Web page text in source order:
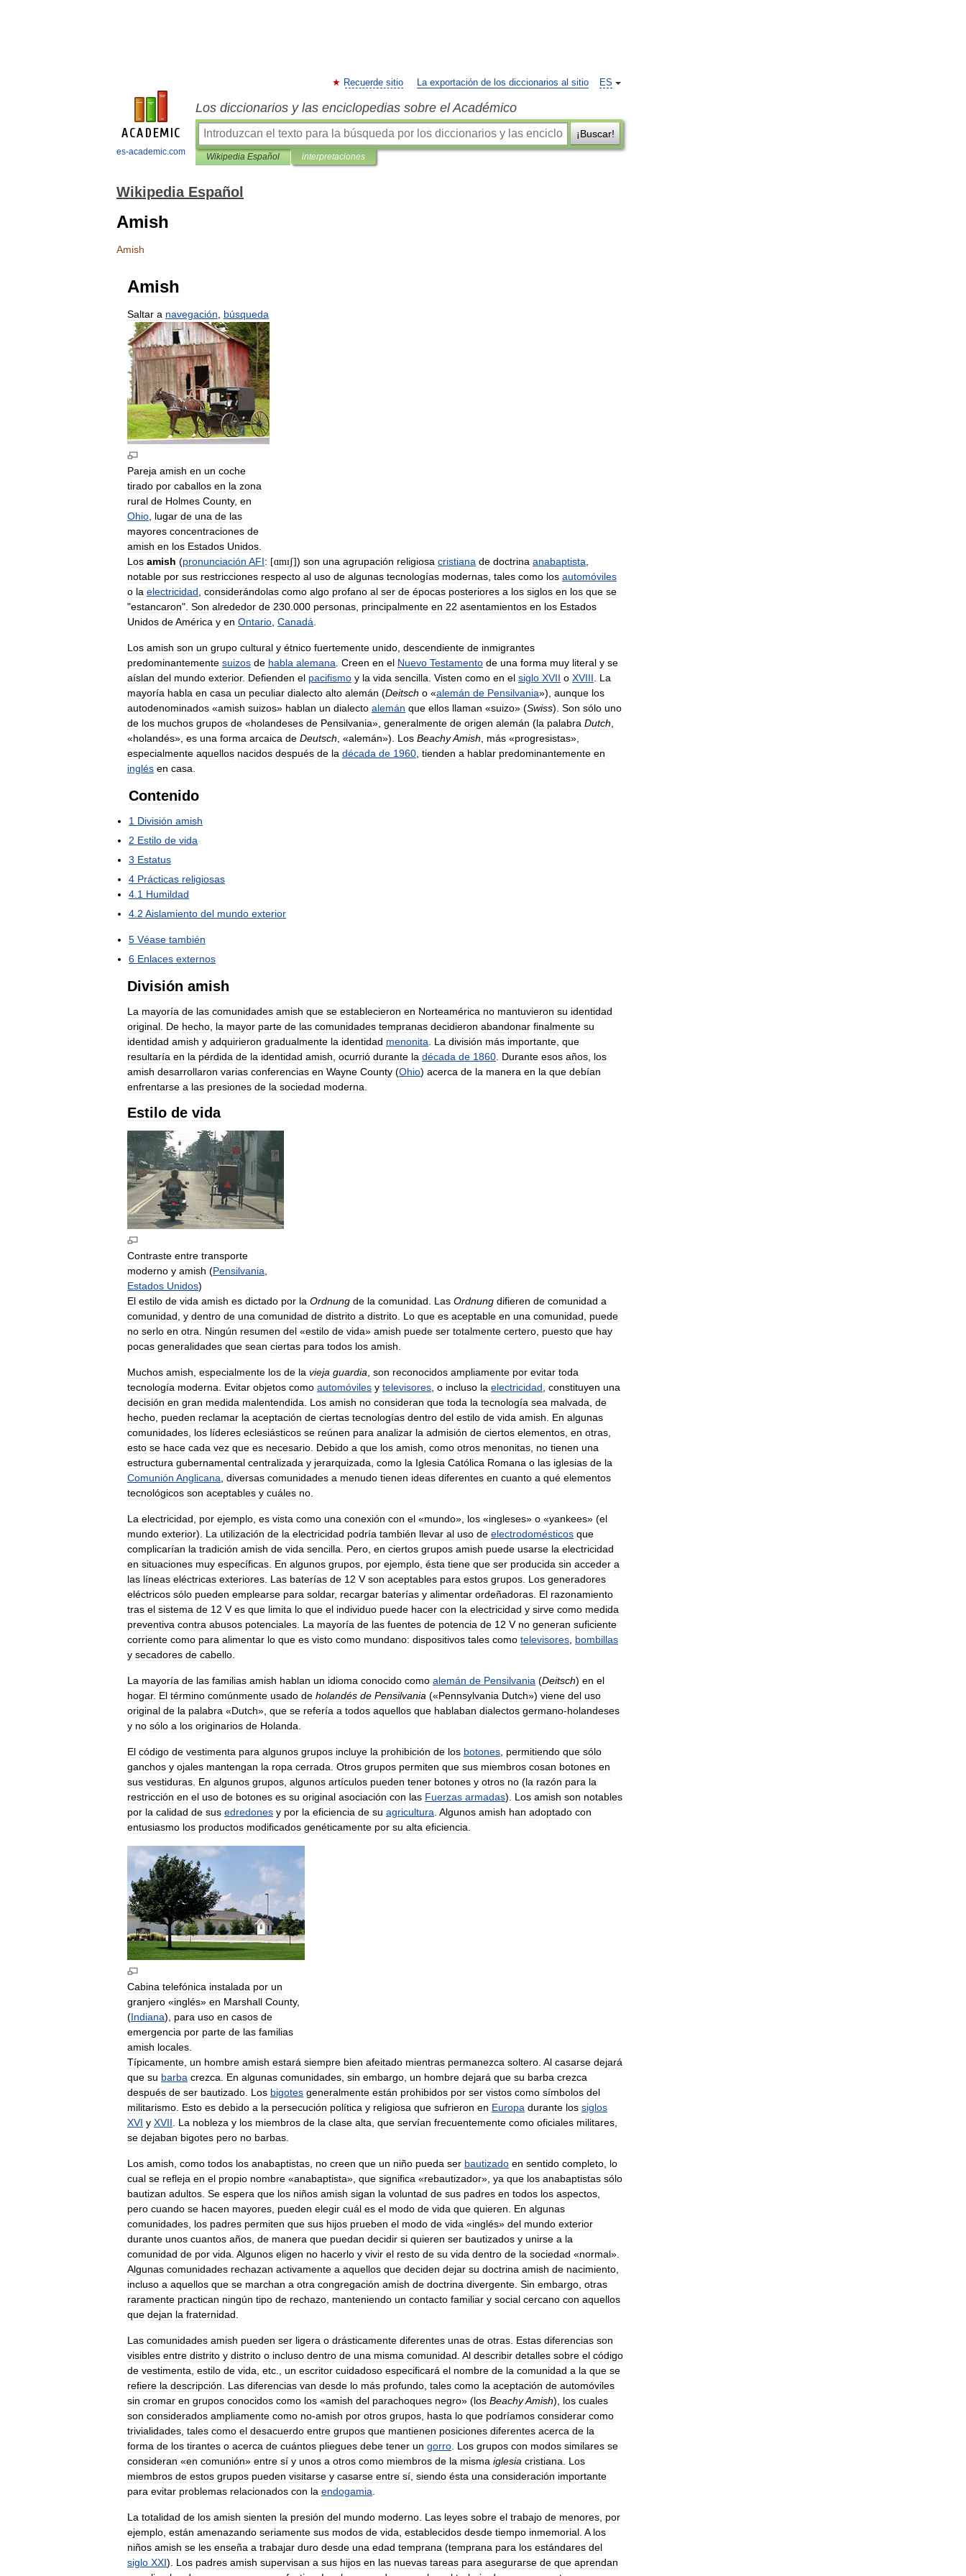
es-academic.com
ES
Recuerde sitio La exportación de los diccionarios al sitio
Los diccionarios y las enciclopedias sobre el Académico
¡Buscar!
Wikipedia Español interpretaciones
Wikipedia Español
Amish
Amish
Amish
Saltar a navegación búsqueda
Pareja amish en un coche
tirado por caballos en la zona
rural de Holmes County, en
Ohio, lugar de una de las
mayores concentraciones de
amish en los Estados Unidos.
Los amish (pronunciación AFI: [ɑmɪʃ]) son una agrupación religiosa cristiana de doctrina anabaptista,
notable por sus restricciones respecto al uso de algunas tecnologías modernas, tales como los automóviles
o la electricidad, considerándolas como algo profano al ser de épocas posteriores a los siglos en los que se
"estancaron". Son alrededor de 230.000 personas, principalmente en 22 asentamientos en los Estados
Unidos deAmérica y en Ontario, Canadá.
Los amish son un grupo cultural y étnico fuertemente unido, descendiente de inmigrantes
predominantemente suizos de habla alemana. Creen en el Nuevo Testamento de una forma muy literal y se
aíslan del mundo exterior. Defienden el pacifismo y la vida sencilla. Visten como en el siglo XVII o XVIII. La
mayoría habla en casa un peculiar dialecto alto alemán (Deitsch o «alemán de Pensilvania»), aunque los
autodenominados «amish suizos» hablan un dialecto alemán que ellos llaman «suizo» (Swiss). Son sólo uno
de los muchos grupos de «holandeses de Pensilvania», generalmente de origen alemán (la palabra Dutch,
«holandés», es una forma arcaica de Deutsch, «alemán»). Los BeachyAmish, más «progresistas»,
especialmente aquellos nacidos después de la década de 1960, tienden a hablar predominantemente en
inglés en casa.
Contenido
1 División amish
2 Estilo de vida
3 Estatus
4 Prácticas religiosas
4.1 Humildad
4.2 Aislamiento del mundo exterior
5 Véase también
6 Enlaces externos
División amish
La mayoría de las comunidades amish que se establecieron en Norteamérica no mantuvieron su identidad
original. De hecho, la mayor parte de las comunidades tempranas decidieron abandonar finalmente su
identidad amish y adquirieron gradualmente la identidad menonita. La división más importante, que
resultaría en la pérdida de la identidad amish, ocurrió durante la década de 1860. Durante esos años, los
amish desarrollaron varias conferencias en Wayne County (Ohio) acerca de la manera en la que debían
enfrentarse a las presiones de la sociedad moderna.
Estilo de vida
Contraste entre transporte
moderno y amish (Pensilvania
Estados Unidos)
El estilo de vida amish es dictado por la Ordnung de la comunidad Las Ordnung difieren de comunidad a
comunidad y dentro de una comunidad de distrito a distrito Lo que es aceptable en una comunidad
puede
no serlo en otra Ningún resumen del «estilo de vida» amish puede ser totalmente certero puesto que hay
pocas generalidades que sean ciertas para todos los amish
Muchos amish especialmente los de la vieja guardia son reconocidos ampliamente por evitar toda
tecnología moderna Evitar objetos como automóviles y televisores o incluso la electricidad constituyen una
decisión en gran medida malentendida Los amish no consideran que toda la tecnología sea malvada de
hecho pueden reclamar la aceptación de ciertas tecnologías dentro del estilo de vida amish En algunas
comunidades los líderes eclesiásticos se reúnen para analizar la admisión de ciertos elementos en otras
esto se hace cada vez que es necesario Debido a que los amish como otros menonitas no tienen una
estructura gubernamental centralizada y jerarquizada como la Iglesia Católica Romana o las iglesias de la
Comunión Anglicana diversas comunidades a menudo tienen ideas diferentes en cuanto a qué elementos
tecnológicos son aceptables y cuáles no
La electricidad por ejemplo es vista como una conexión con el «mundo», los «ingleses» o «yankees» (el
mundo exterior). La utilización de la electricidad podría también llevar al uso de electrodomésticos que
complicarían la tradición amish de vida sencilla Pero en ciertos grupos amish puede usarse la electricidad
en situaciones muy específicas En algunos grupos por ejemplo ésta tiene que ser producida sin acceder a
las líneas eléctricas exteriores Las baterías de 12 V son aceptables para estos grupos Los generadores
eléctricos sólo pueden emplearse para soldar, recargar baterías y alimentar ordeñadoras El razonamiento
tras el sistema de 12 V es que limita lo que el individuo puede hacer con la electricidad y sirve como medida
preventiva contra abusos potenciales La mayoría de las fuentes de potencia de 12 V no generan suficiente
corriente como para alimentar lo que es visto como mundano: dispositivos tales como televisores bombillas
y secadores de cabello
La mayoría de las familias amish hablan un idioma conocido como alemán de Pensilvania (Deitsch) en el
hogar. El término comúnmente usado de holandés de Pensilvania («Pennsylvania Dutch») viene del uso
original de la palabra «Dutch», que se refería a todos aquellos que hablaban dialectos germano-holandeses
y no sólo a los originarios de Holanda
El código de vestimenta para algunos grupos incluye la prohibición de los botones permitiendo que sólo
ganchos y ojales mantengan la ropa cerrada Otros grupos permiten que sus miembros cosan botones en
sus vestiduras En algunos grupos algunos artículos pueden tener botones y otros no (la razón para la
restricción en el uso de botones es su original asociación con las Fuerzas armadas). Los amish son notables
por la calidad de sus edredones y por la eficiencia de su agricultura Algunos amish han adoptado con
entusiasmo los productos modificados genéticamente por su alta eficiencia
Cabina telefónica instalada por un
granjero «inglés» en Marshall County,
(Indiana), para uso en casos de
emergencia por parte de las familias
amish locales
Típicamente un hombre amish estará siempre bien afeitado mientras permanezca soltero Al casarse dejará
que su barba crezca En algunas comunidades sin embargo un hombre dejará que su barba crezca
después de ser bautizado Los bigotes generalmente están prohibidos por ser vistos como símbolos del
militarismo Esto es debido a la persecución política y religiosa que sufrieron en Europa durante los siglos
XVI y XVII La nobleza y los miembros de la clase alta que servían frecuentemente como oficiales militares
se dejaban bigotes pero no barbas
Los amish como todos los anabaptistas no creen que un niño pueda ser bautizado en sentido completo lo
cual se refleja en el propio nombre «anabaptista», que significa «rebautizador», ya que los anabaptistas sólo
bautizan adultos Se espera que los niños amish sigan la voluntad de sus padres en todos los aspectos
pero cuando se hacen mayores pueden elegir cuál es el modo de vida que quieren En algunas
comunidades los padres permiten que sus hijos prueben el modo de vida «inglés» del mundo exterior
durante unos cuantos años de manera que puedan decidir si quieren ser bautizados y unirse a la
comunidad de por vida Algunos eligen no hacerlo y vivir el resto de su vida dentro de la sociedad «normal».
Algunas comunidades rechazan activamente a aquellos que deciden dejar su doctrina amish de nacimiento
incluso a aquellos que se marchan a otra congregación amish de doctrina divergente Sin embargo otras
raramente practican ningún tipo de rechazo manteniendo un contacto familiar y social cercano con aquellos
que dejan la fraternidad
Las comunidades amish pueden ser ligera o drásticamente diferentes unas de otras Estas diferencias son
visibles entre distrito y distrito o incluso dentro de una misma comunidad Al describir detalles sobre el código
de vestimenta estilo de vida etc un escritor cuidadoso especificará el nombre de la comunidad a la que se
refiere la descripción Las diferencias van desde lo más profundo tales como la aceptación de automóviles
sin cromar en grupos conocidos como los «amish del parachoques negro» (los BeachyAmish), los cuales
son considerados ampliamente como no-amish por otros grupos hasta lo que podríamos considerar como
trivialidades tales como el desacuerdo entre grupos que mantienen posiciones diferentes acerca de la
forma de los tirantes o acerca de cuántos pliegues debe tener un gorro Los grupos con modos similares se
consideran «en comunión» entre sí y unos a otros como miembros de la misma iglesia cristiana
Los
miembros de estos grupos pueden visitarse y casarse entre sí siendo ésta una consideración importante
para evitar problemas relacionados con la endogamia
La totalidad de los amish sienten la presión del mundo moderno Las leyes sobre el trabajo de menores por
ejemplo están amenazando seriamente sus modos de vida establecidos desde tiempo inmemorial A los
niños amish se les enseña a trabajar duro desde una edad temprana (temprana para los estándares del
siglo XXI). Los padres amish supervisan a sus hijos en las nuevas tareas para asegurarse de que aprendan